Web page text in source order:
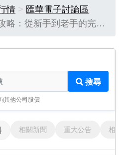
情
匯華電子討論區
略：從新手到老手的完…
搜尋
其他公司股價
相關新聞 重大公告 相